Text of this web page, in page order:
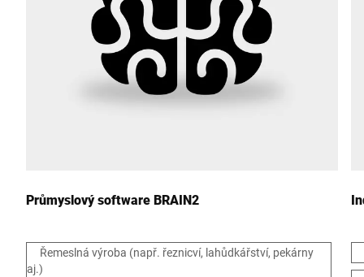
Průmyslový software BRAIN2
Řemeslná výroba (např. řeznicví, lahůdkářství, pekárny
aj.)